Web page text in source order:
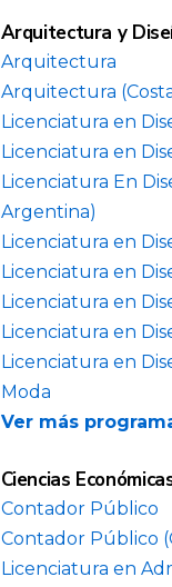
Arquitectura y
Arquitectura
Arquitectura
Licenciatura en
Licenciatura en
Licenciatura En
Argentina)
Licenciatura en
Licenciatura en
Licenciatura en
Licenciatura en
Licenciatura en
Moda
Ver más
Ciencias
Contador Público
Contador Público
Licenciatura en